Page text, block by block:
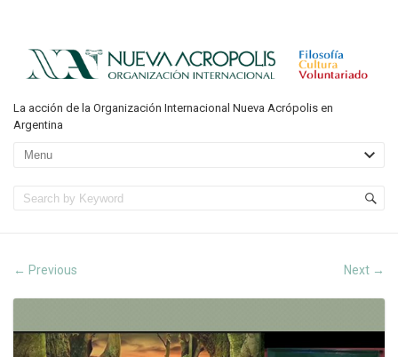
La acción de la Organización Internacional Nueva Acrópolis en
Argentina
← Previous Next →